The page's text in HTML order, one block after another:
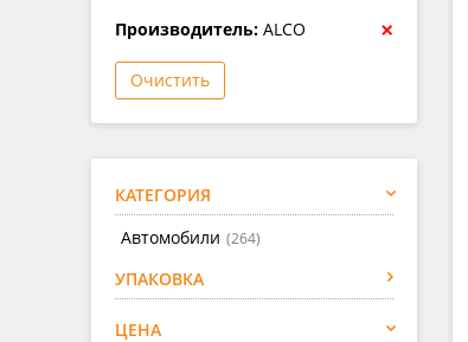
Производитель: ALCO ×
Очистить
КАТЕГОРИЯ
Автомобили (264)
УПАКОВКА
ЦЕНА